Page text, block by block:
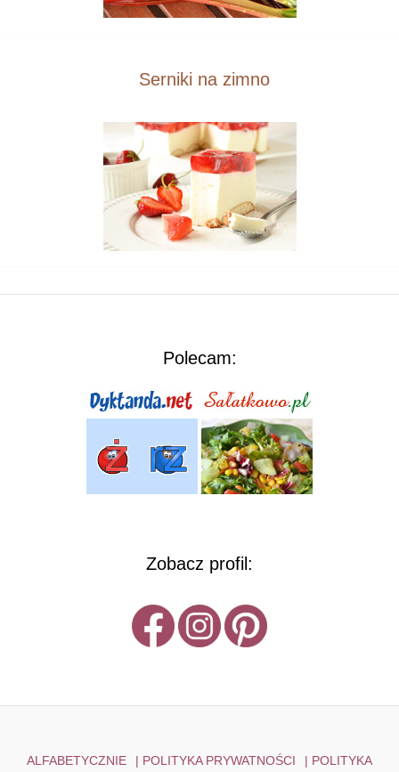
Serniki na zimno
Polecam:
Zobacz profil:
ALFABETYCZNIE | POLITYKA PRYWATNOŚCI | POLITYKA